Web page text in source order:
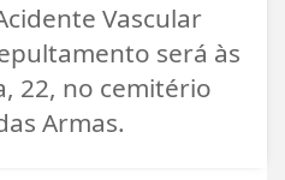
Vascular
será às
22, no cemitério
Armas.